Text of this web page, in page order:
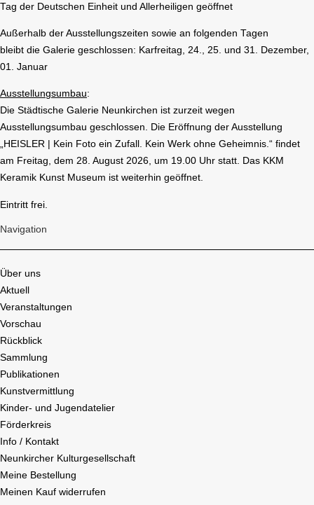
Tag der Deutschen Einheit und Allerheiligen geöffnet
Außerhalb der Ausstellungszeiten sowie an folgenden Tagen
bleibt die Galerie geschlossen: Karfreitag, 24., 25. und 31. Dezember,
01. Januar
Ausstellungsumbau:
Die Städtische Galerie Neunkirchen ist zurzeit wegen
Ausstellungsumbau geschlossen. Die Eröffnung der Ausstellung
„HEISLER | Kein Foto ein Zufall. Kein Werk ohne Geheimnis.“ findet
am Freitag, dem 28. August 2026, um 19.00 Uhr statt. Das KKM
Keramik Kunst Museum ist weiterhin geöffnet.
Eintritt frei.
Navigation
Über uns
Aktuell
Veranstaltungen
Vorschau
Rückblick
Sammlung
Publikationen
Kunstvermittlung
Kinder- und Jugendatelier
Förderkreis
Info / Kontakt
Neunkircher Kulturgesellschaft
Meine Bestellung
Meinen Kauf widerrufen